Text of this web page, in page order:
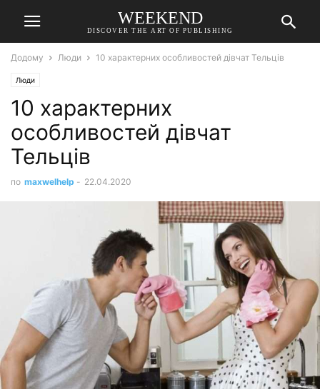
WEEKEND
DISCOVER THE ART OF PUBLISHING
Додому Люди 10 характерних особливостей дівчат Тельців
Люди
10 характерних
особливостей дівчат
Тельців
по maxwelhelp - 22.04.2020